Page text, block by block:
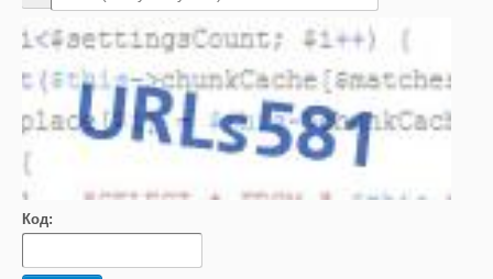
Код: